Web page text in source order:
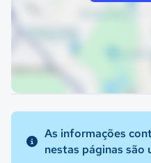
As informações
nestas páginas são